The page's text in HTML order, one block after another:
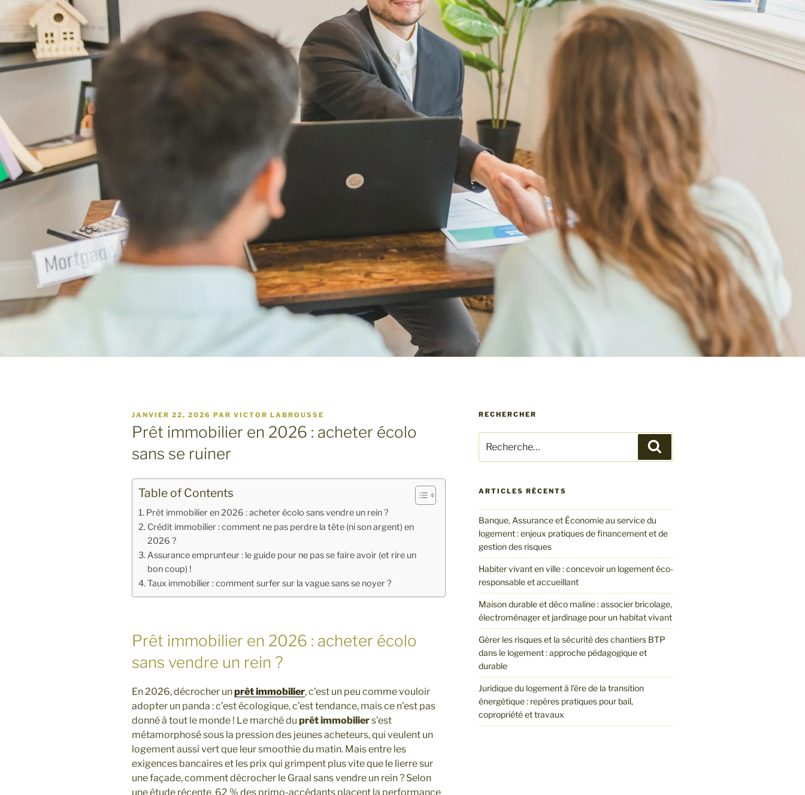
PUBLIÉ
LE
JANVIER 22, 2026 PAR VICTOR LABROUSSE
Prêt immobilier en 2026 : acheter écolo
sans se ruiner
Table of Contents
Prêt immobilier en 2026 : acheter écolo sans vendre un rein ?
Crédit immobilier : comment ne pas perdre la tête (ni son argent) en
2026 ?
Assurance emprunteur : le guide pour ne pas se faire avoir (et rire un
bon coup) !
Taux immobilier : comment surfer sur la vague sans se noyer ?
Prêt immobilier en 2026 : acheter écolo
sans vendre un rein ?
En 2026, décrocher unprêt immobilier, c’est un peu comme vouloir
adopter un panda : c’est écologique, c’est tendance, mais ce n’est pas
donné à tout le monde ! Le marché du prêt immobiliers’est
métamorphosé sous la pression des jeunes acheteurs, qui veulent un
logement aussi vert que leur smoothie du matin. Mais entre les
exigences bancaires et les prix qui grimpent plus vite que le lierre sur
une façade, comment décrocher le Graal sans vendre un rein ? Selon
une étude récente, 62 % des primo-accédants placent la performance
RECHERCHER
pour
:
ARTICLES RÉCENTS
Banque, Assurance et Économie au service du
logement : enjeux pratiques de financement et de
gestion des risques
Habiter vivant en ville : concevoir un logement éco-
responsable et accueillant
Maison durable et déco maline : associer bricolage,
électroménager et jardinage pour un habitat vivant
Gérer les risques et la sécurité des chantiers BTP
dans le logement : approche pédagogique et
durable
Juridique du logement à l’ère de la transition
énergétique : repères pratiques pour bail,
copropriété et travaux